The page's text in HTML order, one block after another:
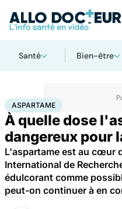
Santé Bien-être
AccueilSantéAspartame
ASPARTAME
À quelle dose
dangereux pour
L'aspartame est au cœur
International de
édulcorant comme
peut-on continuer à en